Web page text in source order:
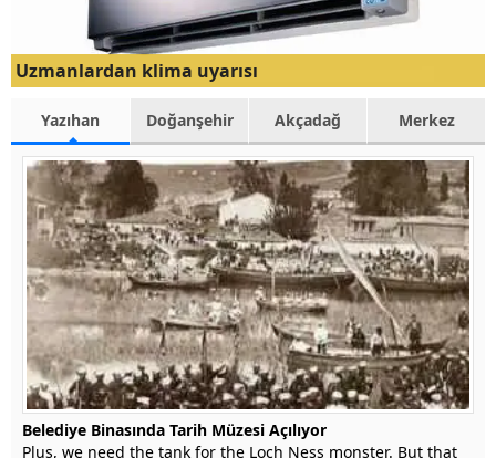
Uzmanlardan klima uyarısı
Yazıhan Doğanşehir Akçadağ Merkez
Belediye Binasında Tarih Müzesi Açılıyor
Plus, we need the tank for the Loch Ness monster. But that